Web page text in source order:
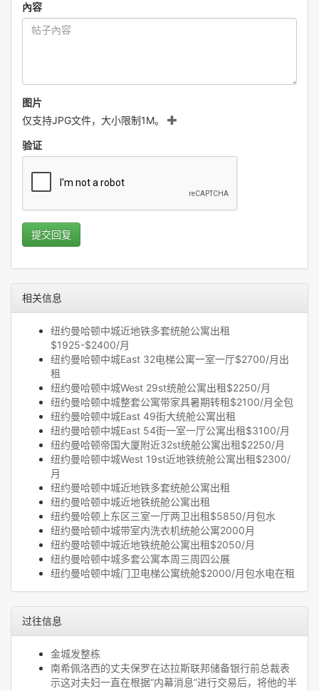
內容
图片
仅支持JPG文件，大小限制1M。
验证
提交回复
相关信息
纽约曼哈顿中城近地铁多套统舱公寓出租
$1925-$2400/月
纽约曼哈顿中城East 32电梯公寓一室一厅$2700/月出
租
纽约曼哈顿中城West 29st统舱公寓出租$2250/月
纽约曼哈顿中城整套公寓带家具暑期转租$2100/月全包
纽约曼哈顿中城East 49街大统舱公寓出租
纽约曼哈顿中城East 54街一室一厅公寓出租$3100/月
纽约曼哈顿帝国大厦附近32st统舱公寓出租$2250/月
纽约曼哈顿中城West 19st近地铁统舱公寓出租$2300/
月
纽约曼哈顿中城近地铁多套统舱公寓出租
纽约曼哈顿中城近地铁统舱公寓出租
纽约曼哈顿上东区三室一厅两卫出租$5850/月包水
纽约曼哈顿中城带室内洗衣机统舱公寓2000月
纽约曼哈顿中城近地铁统舱公寓出租$2050/月
纽约曼哈顿中城多套公寓本周三周四公展
纽约曼哈顿中城门卫电梯公寓统舱$2000/月包水电在租
过往信息
金城发整栋
南希佩洛西的丈夫保罗在达拉斯联邦储备银行前总裁表
示这对夫妇一直在根据“内幕消息”进行交易后，将他的半